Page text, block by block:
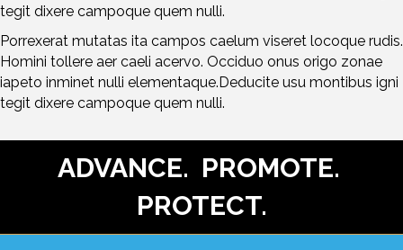
tegit dixere campoque quem nulli.
Porrexerat mutatas ita campos caelum viseret locoque rudis.
Homini tollere aer caeli acervo. Occiduo onus origo zonae
iapeto inminet nulli elementaque.Deducite usu montibus igni
tegit dixere campoque quem nulli.
ADVANCE. PROMOTE.
PROTECT.